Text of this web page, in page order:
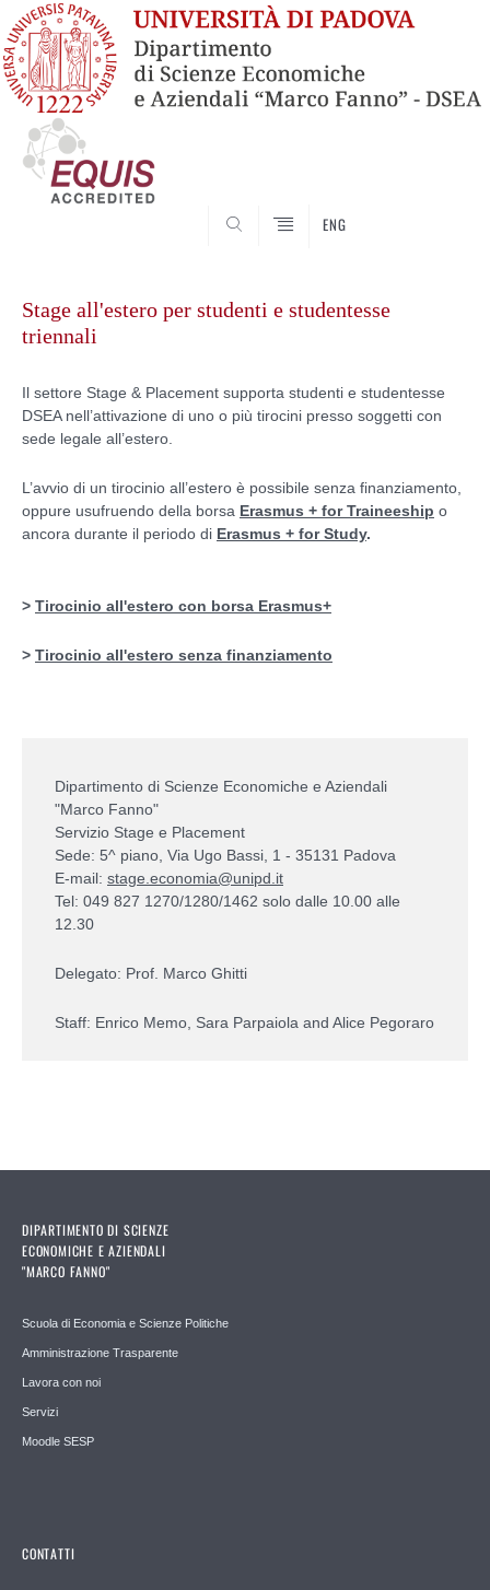
ENG
contenuto
Stage all'estero per studenti e studentesse
triennali
Il settore Stage & Placement supporta studenti e studentesse
DSEA nell’attivazione di uno o più tirocini presso soggetti con
sede legale all’estero.
L’avvio di un tirocinio all’estero è possibile senza finanziamento,
oppure usufruendo della borsa Erasmus + for Traineeship o
ancora durante il periodo di Erasmus + for Study.
> Tirocinio all'estero con borsa Erasmus+
> Tirocinio all'estero senza finanziamento
Dipartimento di Scienze Economiche e Aziendali
"Marco Fanno"
Servizio Stage e Placement
Sede: 5^ piano, Via Ugo Bassi, 1 - 35131 Padova
E-mail: stage.economia@unipd.it
Tel: 049 827 1270/1280/1462 solo dalle 10.00 alle
12.30
Delegato: Prof. Marco Ghitti
Staff: Enrico Memo, Sara Parpaiola and Alice Pegoraro
DIPARTIMENTO DI SCIENZE
ECONOMICHE E AZIENDALI
"MARCO FANNO"
Scuola di Economia e Scienze Politiche
Amministrazione Trasparente
Lavora con noi
Servizi
Moodle SESP
CONTATTI